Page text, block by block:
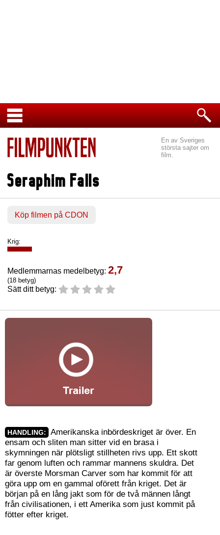
En av Sveriges
största sajter om
film.
Seraphim Falls
Köp filmen på CDON
Krig:
Medlemmarnas medelbetyg: 2,7
(18 betyg)
Sätt ditt betyg:
HANDLING:
Amerikanska inbördeskriget är över. En
ensam och sliten man sitter vid en brasa i
skymningen när plötsligt stillheten rivs upp. Ett skott
far genom luften och rammar mannens skuldra. Det
är överste Morsman Carver som har kommit för att
göra upp om en gammal oförett från kriget. Det är
början på en lång jakt som för de två männen långt
från civilisationen, i ett Amerika som just kommit på
fötter efter kriget.